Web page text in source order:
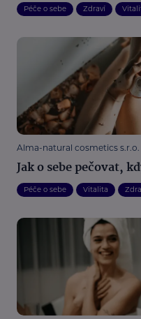
Péče o sebe Zdraví
Alma-natural cosmetics s.r.o.
Jak o sebe pečovat,
Péče o sebe Vitalita